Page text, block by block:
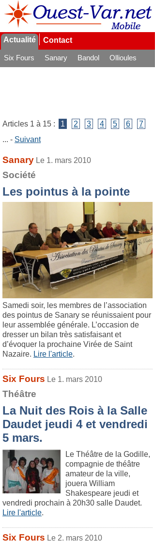
Actualité Contact
Six Fours Sanary Bandol
Ollioules
Articles 1 à 15 : 1 2 3 4 5 6
7
... - Suivant
Sanary Le 1. mars 2010
Société
Les pointus à la pointe
Samedi soir, les membres de l’association
des pointus de Sanary se réunissaient pour
leur assemblée générale. L’occasion de
dresser un bilan très satisfaisant et
d’évoquer la prochaine Virée de Saint
Nazaire. Lire l'article.
Six Fours Le 1. mars 2010
Théâtre
La Nuit des Rois à la Salle
Daudet jeudi 4 et vendredi
5 mars.
Le Théâtre de la Godille,
compagnie de théâtre
amateur de la ville,
jouera William
Shakespeare jeudi et
vendredi prochain à 20h30 salle Daudet.
Lire l'article.
Six Fours Le 2. mars 2010